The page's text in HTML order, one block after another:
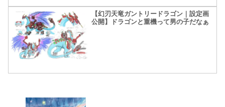
【幻刃天竜ガントリードラゴン｜設定画
公開】ドラゴンと重機って男の子だなぁ